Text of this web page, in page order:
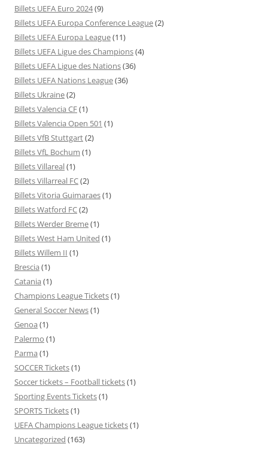
Billets UEFA Euro 2024(9)
Billets UEFA Europa Conference League(2)
Billets UEFA Europa League(11)
Billets UEFA Ligue des Champions(4)
Billets UEFA Ligue des Nations(36)
Billets UEFA Nations League(36)
Billets Ukraine(2)
Billets Valencia CF(1)
Billets Valencia Open 501 (1)
Billets VfB Stuttgart(2)
Billets VfL Bochum (1)
Billets Villareal(1)
Billets Villarreal FC(2)
Billets Vitoria Guimaraes(1)
Billets Watford FC(2)
Billets Werder Breme(1)
Billets West Ham United (1)
Billets Willem II (1)
Brescia (1)
Catania (1)
Champions League Tickets(1)
General Soccer News(1)
Genoa (1)
Palermo (1)
Parma (1)
SOCCER Tickets(1)
Soccer tickets – Football tickets(1)
Sporting Events Tickets(1)
SPORTS Tickets(1)
UEFA Champions League tickets(1)
Uncategorized (163)